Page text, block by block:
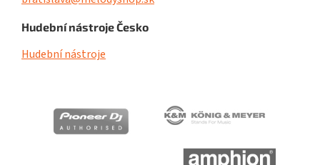
Hudební nástroje Česko
Hudební nástroje